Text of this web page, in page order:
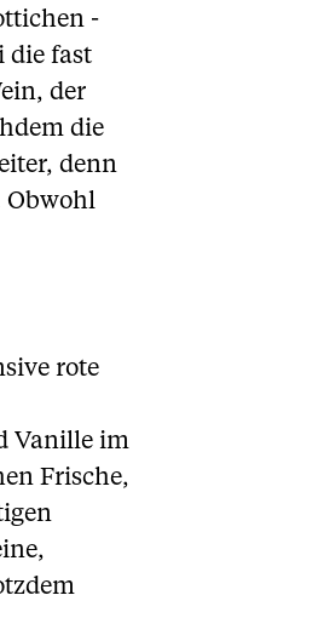
-
die fast
der
die
denn
Obwohl
rote
Vanille im
Frische,